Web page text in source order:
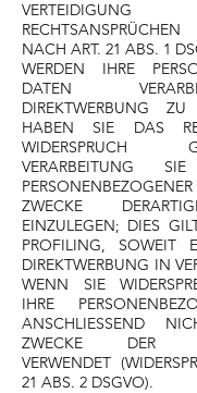
NACH ART. 21 ABS. 1
WERDEN IHRE
DATEN
DIREKTWERBUNG
HABEN SIE DAS
VERARBEITUNG SIE
ZWECKE
EINZULEGEN; DIES
PROFILING, SOWEIT
DIREKTWERBUNG IN
WENN SIE
IHRE
ANSCHLIESSEND
ZWECKE DER
VERWENDET
21 ABS. 2 DSGVO).